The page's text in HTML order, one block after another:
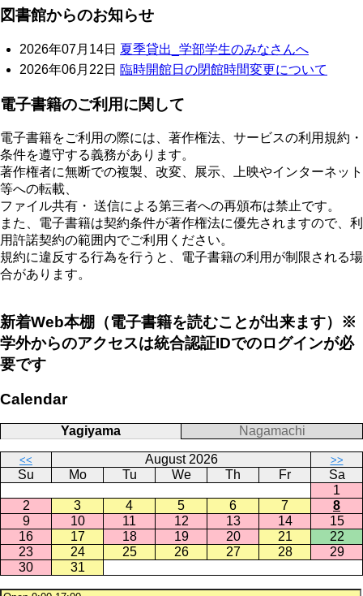
図書館からのお知らせ
2026年07月14日 夏季貸出_学部学生のみなさんへ
2026年06月22日 臨時開館日の閉館時間変更について
電子書籍のご利用に関して
電子書籍をご利用の際には、著作権法、サービスの利用規約・
条件を遵守する義務があります。
著作権者に無断での複製、改変、展示、上映やインターネット
等への転載、
ファイル共有・ 送信による第三者への再頒布は禁止です。
また、電子書籍は契約条件が著作権法に優先されますので、利
用許諾契約の範囲内でご利用ください。
規約に違反する行為を行うと、電子書籍の利用が制限される場
合があります。
新着Web本棚（電子書籍を読むことが出来ます）※
学外からのアクセスは統合認証IDでのログインが必
要です
Calendar
Yagiyama Nagamachi
<< August 2026 >>
Su Mo Tu We Th Fr
Sa
1
2
3 4 5 6 7
8
9
10 11 12 13 14
15
16
17 18 19 20 21
22
23
24 25 26 27 28
29
30
31